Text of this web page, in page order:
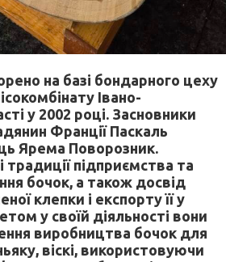
на базі бондарного цеху
Івано-
у 2002 році. Засновники
Франції Паскаль
Ярема Поворозник.
підприємства та
бочок, а також досвід
клепки і експорту її у
у своїй діяльності вони
виробництва бочок для
віскі, використовуючи